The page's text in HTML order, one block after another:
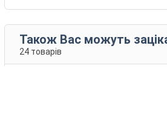
Також Вас можуть
24 товарів